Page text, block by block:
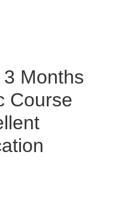
Months
Course